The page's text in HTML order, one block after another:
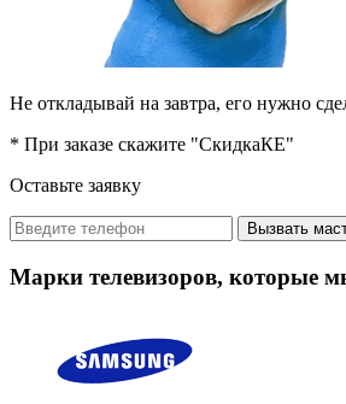
Не откладывай на завтра, его нужно
* При заказе скажите "СкидкаКЕ"
Оставьте заявку
Вызвать
Марки телевизоров, которые